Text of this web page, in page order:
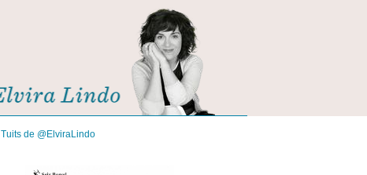
Tuits de @ElviraLindo